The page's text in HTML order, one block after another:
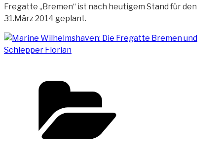
Fregatte „Bremen“ ist nach heutigem Stand für den
31.März 2014 geplant.